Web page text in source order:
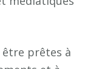
être prêtes à